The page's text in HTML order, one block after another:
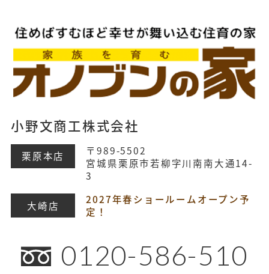
小野文商工株式会社
栗原本店
〒989-5502
宮城県栗原市若柳字川南南大通14-
3
大崎店
2027年春ショールームオープン予
定！
0120-586-510